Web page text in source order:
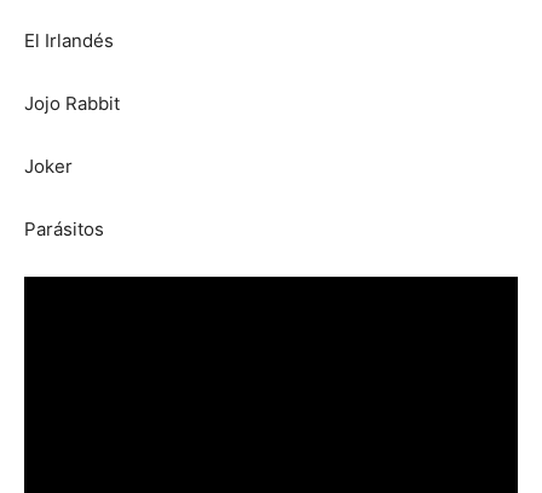
El Irlandés
Jojo Rabbit
Joker
Parásitos